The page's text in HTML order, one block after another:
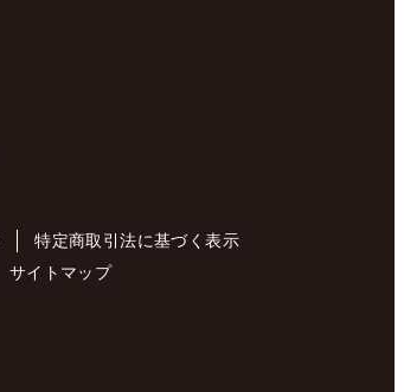
特定商取引法に基づく表示
サイトマップ